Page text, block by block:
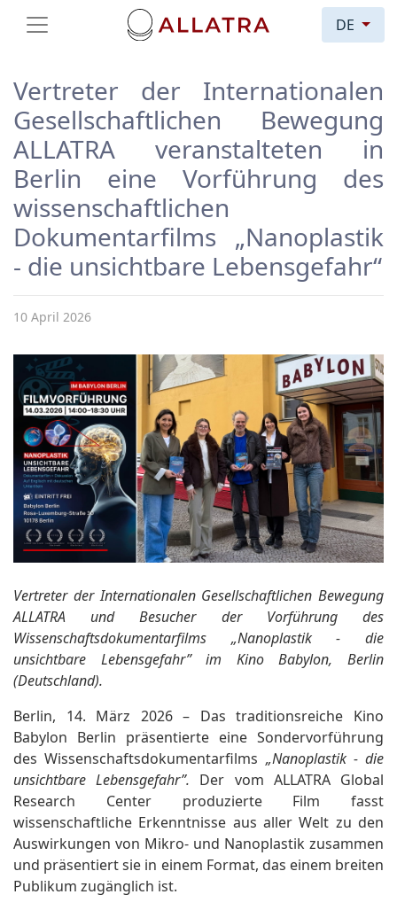
DE
Vertreter der Internationalen
Gesellschaftlichen Bewegung
ALLATRA veranstalteten in
Berlin eine Vorführung des
wissenschaftlichen
Dokumentarfilms „Nanoplastik
- die unsichtbare Lebensgefahr“
10 April 2026
Vertreter der Internationalen Gesellschaftlichen Bewegung
ALLATRA und Besucher der Vorführung des
Wissenschaftsdokumentarfilms „Nanoplastik - die
unsichtbare Lebensgefahr” im Kino Babylon, Berlin
(Deutschland).
Berlin, 14. März 2026 – Das traditionsreiche Kino
Babylon Berlin präsentierte eine Sondervorführung
des Wissenschaftsdokumentarfilms „Nanoplastik - die
unsichtbare Lebensgefahr”. Der vom ALLATRA Global
Research Center produzierte Film fasst
wissenschaftliche Erkenntnisse aus aller Welt zu den
Auswirkungen von Mikro- und Nanoplastik zusammen
und präsentiert sie in einem Format, das einem breiten
Publikum zugänglich ist.